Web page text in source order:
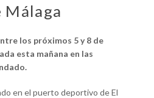
los próximos 5 y 8 de
esta mañana en las
en el puerto deportivo de El